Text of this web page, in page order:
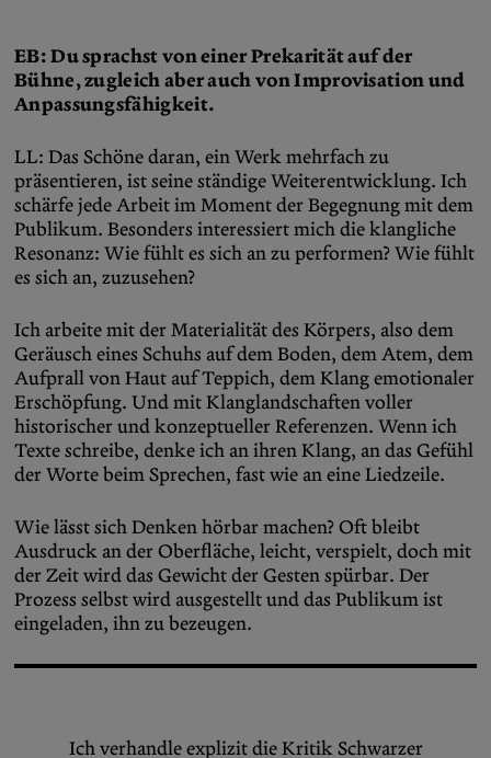
EB: Du sprachst von einer Prekarität auf der
Bühne, zugleich aber auch von Improvisation und
Anpassungsfähigkeit.
LL: Das Schöne daran, ein Werk mehrfach zu
präsentieren, ist seine ständige Weiterentwicklung. Ich
schärfe jede Arbeit im Moment der Begegnung mit dem
Publikum. Besonders interessiert mich die klangliche
Resonanz: Wie fühlt es sich an zu performen? Wie fühlt
es sich an, zuzusehen?
Ich arbeite mit der Materialität des Körpers, also dem
Geräusch eines Schuhs auf dem Boden, dem Atem, dem
Aufprall von Haut auf Teppich, dem Klang emotionaler
Erschöpfung. Und mit Klanglandschaften voller
historischer und konzeptueller Referenzen. Wenn ich
Texte schreibe, denke ich an ihren Klang, an das Gefühl
der Worte beim Sprechen, fast wie an eine Liedzeile.
Wie lässt sich Denken hörbar machen? Oft bleibt
Ausdruck an der Oberfläche, leicht, verspielt, doch mit
der Zeit wird das Gewicht der Gesten spürbar. Der
Prozess selbst wird ausgestellt und das Publikum ist
eingeladen, ihn zu bezeugen.
Ich verhandle explizit die Kritik Schwarzer